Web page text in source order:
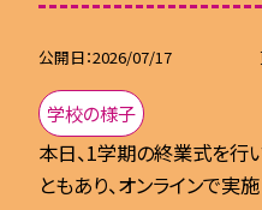
公開日 2026/07/17
学校の様子
本日、1学期の終業式を行
ともあり、オンラインで実